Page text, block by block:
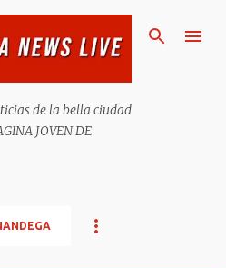
de la bella ciudad
JOVEN DE